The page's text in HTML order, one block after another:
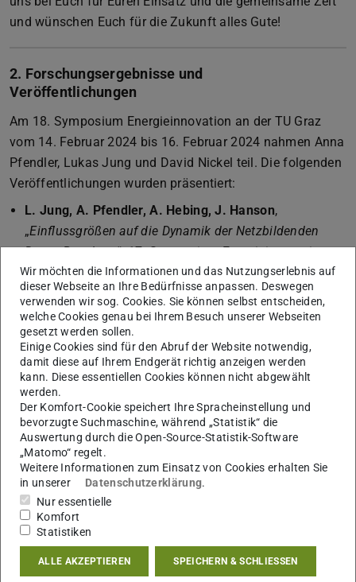
und wünschen Euch für die Zukunft alles Gute!
2. Forschungsergebnisse und
Veröffentlichungen
Am 18. Symposium Energieinnovation an der TU Graz
vom 14. Februar 2024 bis 16. Februar 2024 nahmen Anna
Pfendler, Lukas Jung und David Nickel teil. Die folgenden
Veröffentlichungen wurden präsentiert:
L. Jung, A. Pfendler, A. Hebing, J. Hanson,
„Einflussgrößen auf die Dynamik der Netzbildenden
Droop-Regelung“, 17. Symposium Energieinnovation
(EnInnov), Graz, Österreich, 2024.
M. Schwenke, D. Nickel, J. Hanson, „Zentrales
Regelungskonzept zum Engpassmanagement im
Verteilnetz mittels gemischt-ganzzahliger nichtlinearer
Optimierung“, 17. Symposium Energieinnovation
(EnInnov), Graz, Österreich, 2024.
A. Pfendler, L. Jung, J. Hanson
„Randnetzmodellierung für dynamische
Frequenzuntersu-chungen im Verteilnetz“, 17.
Symposium Energieinnovation (EnInnov), Graz,
Österreich, 2024.
3. Veranstaltungen
Folgende Termine für Klausuren am Fachgebiet können
Wir möchten die Informationen und das Nutzungserlebnis auf
dieser Webseite an Ihre Bedürfnisse anpassen. Deswegen
verwenden wir sog. Cookies. Sie können selbst entscheiden,
welche Cookies genau bei Ihrem Besuch unserer Webseiten
gesetzt werden sollen.
Einige Cookies sind für den Abruf der Website notwendig,
damit diese auf Ihrem Endgerät richtig anzeigen werden
kann. Diese essentiellen Cookies können nicht abgewählt
werden.
Der Komfort-Cookie speichert Ihre Spracheinstellung und
bevorzugte Suchmaschine, während „Statistik“ die
Auswertung durch die Open-Source-Statistik-Software
„Matomo“ regelt.
Weitere Informationen zum Einsatz von Cookies erhalten Sie
in unserer
Datenschutzerklärung.
Nur essentielle
Komfort
Statistiken
ALLE AKZEPTIEREN SPEICHERN & SCHLIESSEN